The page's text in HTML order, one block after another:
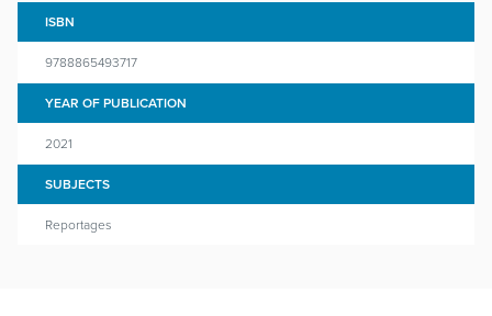
ISBN
9788865493717
YEAR OF PUBLICATION
2021
SUBJECTS
Reportages